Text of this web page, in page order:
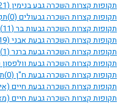
תקופות קצרות השכרה גבע בנימין (21)
תקופות קצרות השכרה גבעולים (0)
תקופות קצרות השכרה גבעות בר (11)
תקופות קצרות השכרה גבעת אבני (19)
תקופות קצרות השכרה גבעת ברנר (1)
תקופות קצרות השכרה גבעת וולפסון
תקופות קצרות השכרה גבעת ח"ן (0)
תקופות קצרות השכרה גבעת חיים
תקופות קצרות השכרה גבעת חיים